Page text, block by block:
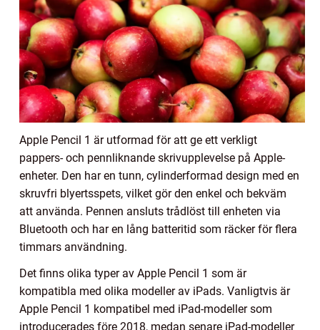
Apple Pencil 1 är utformad för att ge ett verkligt
pappers- och pennliknande skrivupplevelse på Apple-
enheter. Den har en tunn, cylinderformad design med en
skruvfri blyertsspets, vilket gör den enkel och bekväm
att använda. Pennen ansluts trådlöst till enheten via
Bluetooth och har en lång batteritid som räcker för flera
timmars användning.
Det finns olika typer av Apple Pencil 1 som är
kompatibla med olika modeller av iPads. Vanligtvis är
Apple Pencil 1 kompatibel med iPad-modeller som
introducerades före 2018, medan senare iPad-modeller